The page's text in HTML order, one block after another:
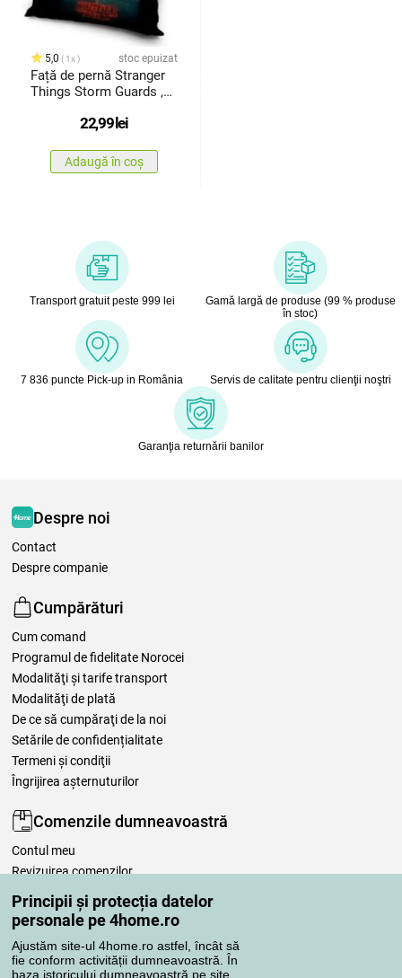
Principii și protecția datelor
personale pe 4home.ro
Ajustăm site-ul 4home.ro astfel, încât să
fie conform activității dumneavoastră. În
baza istoricului dumneavoastră pe site,
5,0 1x stoc epuizat
Față de pernă Stranger
Things Storm Guards ,
22,99lei
Adaugă în coș
Transport gratuit peste 999 lei
Gamă largă de produse (99 % produse
în stoc)
7 836 puncte Pick-up in România Servis de calitate pentru clienţii noştri
Garanţia returnării banilor
Despre noi
Contact
Despre companie
Cumpărături
Cum comand
Programul de fidelitate Norocei
Modalităţi şi tarife transport
Modalităţi de plată
De ce să cumpăraţi de la noi
Setările de confidențialitate
Termeni şi condiţii
Îngrijirea așternuturilor
Comenzile dumneavoastră
Contul meu
Revizuirea comenzilor
Reclamaţii
Retragere de la contract
Regulile de procesare a recenziilor